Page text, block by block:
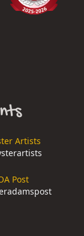
Artists
Post